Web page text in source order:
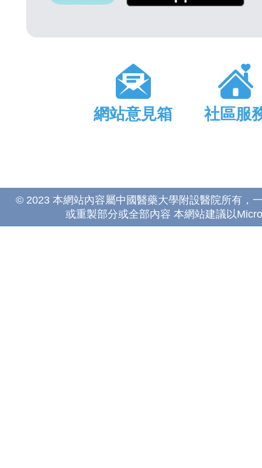
網站意見箱 社區服
© 2023 本網站內容屬中國醫藥大學附設醫院所有，
或重製部分或全部內容 本網站建議以